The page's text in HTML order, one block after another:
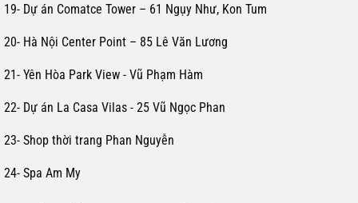
19- Dự án Comatce Tower – 61 Ngụy Như, Kon Tum
20- Hà Nội Center Point – 85 Lê Văn Lương
21- Yên Hòa Park View - Vũ Phạm Hàm
22- Dự án La Casa Vilas - 25 Vũ Ngọc Phan
23- Shop thời trang Phan Nguyễn
24- Spa Am My